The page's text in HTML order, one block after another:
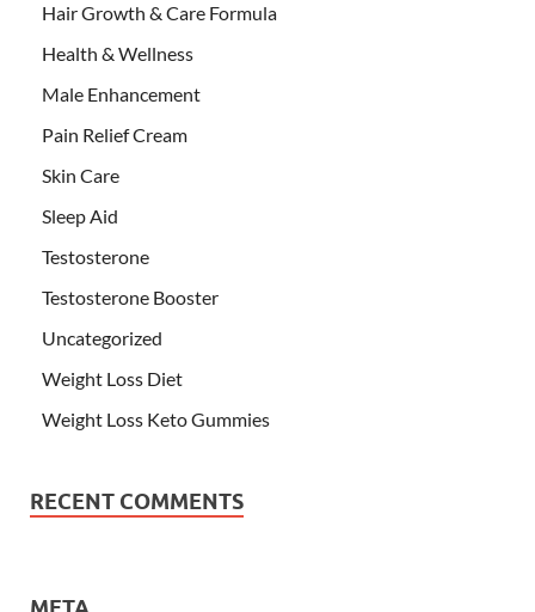
Hair Growth & Care Formula
Health & Wellness
Male Enhancement
Pain Relief Cream
Skin Care
Sleep Aid
Testosterone
Testosterone Booster
Uncategorized
Weight Loss Diet
Weight Loss Keto Gummies
RECENT COMMENTS